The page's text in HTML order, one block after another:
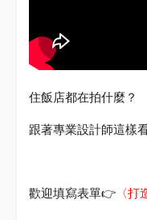
住飯店都在拍什麼？
跟著專業設計師這樣
歡迎填寫表單👉 〈打